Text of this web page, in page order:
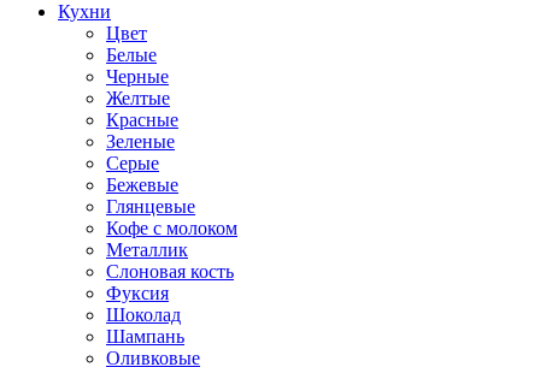
Кухни
Цвет
Белые
Черные
Желтые
Красные
Зеленые
Серые
Бежевые
Глянцевые
Кофе с молоком
Металлик
Слоновая кость
Фуксия
Шоколад
Шампань
Оливковые